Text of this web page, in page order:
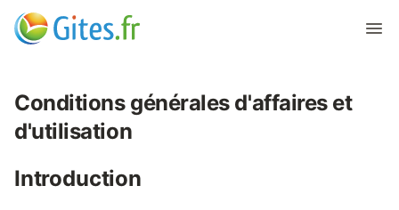
Conditions générales d'affaires et
d'utilisation
Introduction